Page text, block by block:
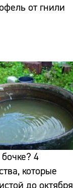
от гнили
4
которые
до октября